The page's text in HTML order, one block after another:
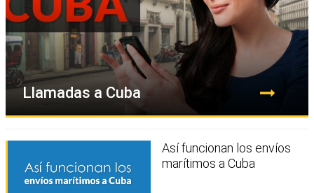
Llamadas a Cuba
Así funcionan los envíos
marítimos a Cuba